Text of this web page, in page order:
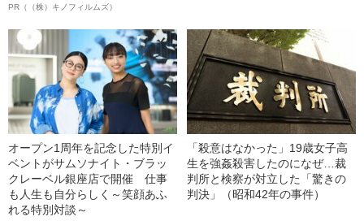
PR（（株）キノフィルムズ）
オープン1周年を記念した特別イ
ベントがサムソナイト・ブラッ
クレーベル銀座店で開催 仕事
も人生も自分らしく～笑顔あふ
れる特別対談～
「殺意はなかった」19歳女子高
生を強姦殺害したのになぜ…裁
判所と検察が対立した「驚きの
判決」（昭和42年の事件）